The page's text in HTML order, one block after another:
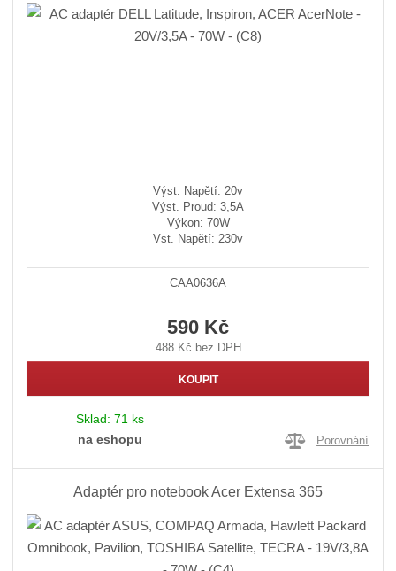
Výst. Napětí: 20v
Výst. Proud: 3,5A
Výkon: 70W
Vst. Napětí: 230v
CAA0636A
590 Kč
488 Kč bez DPH
KOUPIT
Sklad: 71 ks
na eshopu
Porovnání
Adaptér pro notebook Acer Extensa 365